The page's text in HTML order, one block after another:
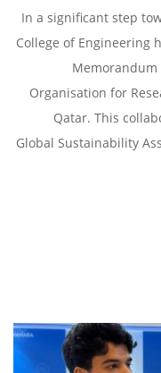
In a significant step
College of Engineering
Organisation for
Qatar. This
Global Sustainability